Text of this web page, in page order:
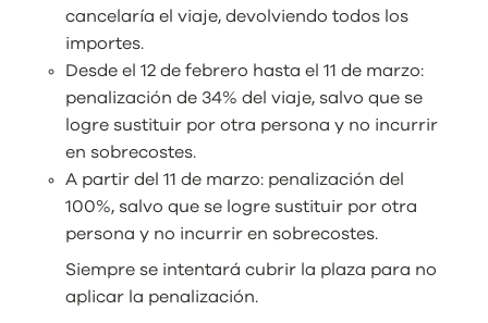
cancelaría el viaje, devolviendo todos los
importes.
Desde el 12 de febrero hasta el 11 de marzo:
penalización de 34% del viaje, salvo que se
logre sustituir por otra persona y no incurrir
en sobrecostes.
A partir del 11 de marzo: penalización del
100%, salvo que se logre sustituir por otra
persona y no incurrir en sobrecostes.
Siempre se intentará cubrir la plaza para no
aplicar la penalización.